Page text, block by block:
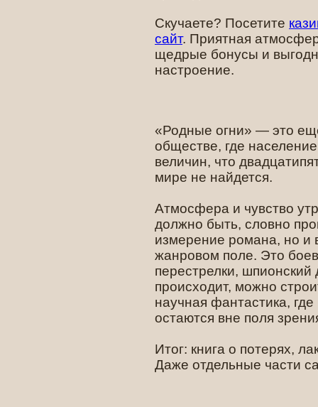
Скучаете? Посетите
сайт. Приятная
щедрые бонусы и
настроение.
«Родные огни» — это
обществе, где
величин, что
мире не найдется.
Атмосфера и чувство
должно быть, словно
измерение романа, но и
жанровом поле. Это
перестрелки, шпионский
происходит, можно
научная фантастика,
остаются вне поля
Итог: книга о потерях,
Даже отдельные части